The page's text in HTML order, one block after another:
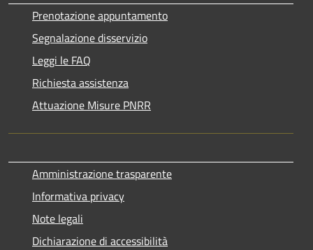
Prenotazione appuntamento
Segnalazione disservizio
Leggi le FAQ
Richiesta assistenza
Attuazione Misure PNRR
Amministrazione trasparente
Informativa privacy
Note legali
Dichiarazione di accessibilità